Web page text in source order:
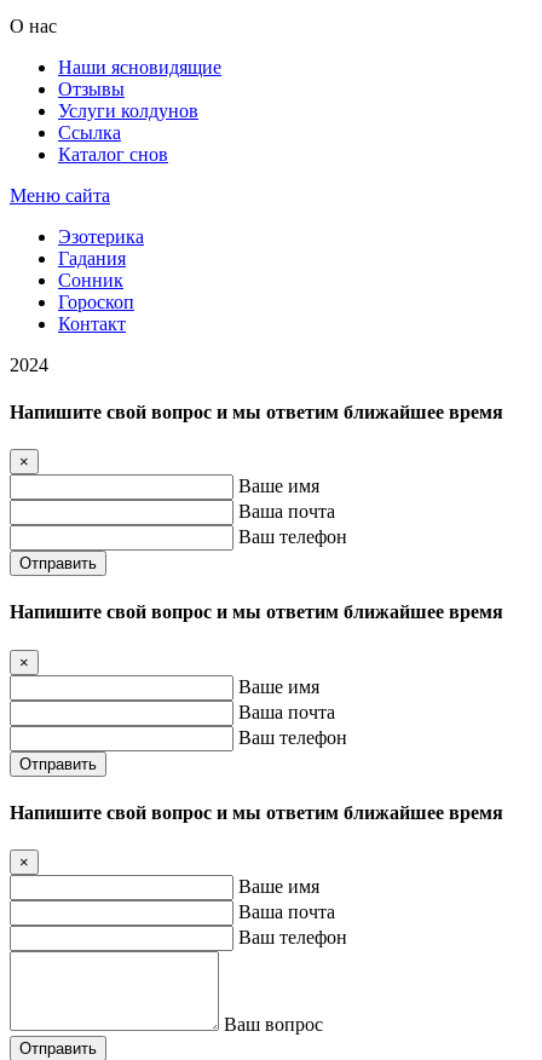
О нас
Наши ясновидящие
Отзывы
Услуги колдунов
Ссылка
Каталог снов
Меню сайта
Эзотерика
Гадания
Сонник
Гороскоп
Контакт
2024
Напишите свой вопрос и мы ответим ближайшее время
×
Ваше имя
Ваша почта
Ваш телефон
Отправить
Напишите свой вопрос и мы ответим ближайшее время
×
Ваше имя
Ваша почта
Ваш телефон
Отправить
Напишите свой вопрос и мы ответим ближайшее время
×
Ваше имя
Ваша почта
Ваш телефон
Ваш вопрос
Отправить